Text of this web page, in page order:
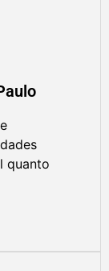
quanto